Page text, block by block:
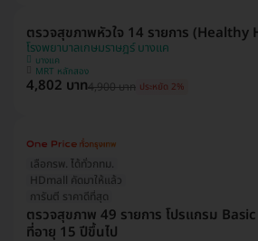
ตรวจสุขภาพหัวใจ 14 รายการ (Healthy
โรงพยาบาลเกษมราษฎร์ บางแค
บางแค
MRT หลักสอง
4,802 บาท4,900 บาท ประหยัด 2%
เลือกรพ. ได้ทั่วกทม.
HDmall คัดมาให้แล้ว
การันตี ราคาดีที่สุด
ตรวจสุขภาพ 49 รายการ โปรแกรม
ที่อายุ 15 ปีขึ้นไป